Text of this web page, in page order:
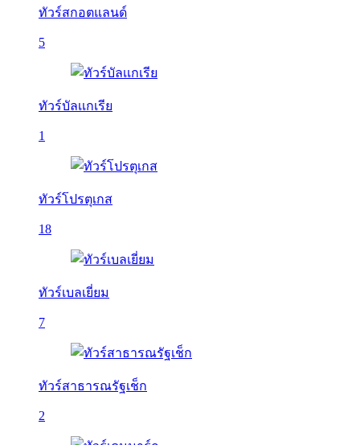
ทัวร์สกอตแลนด์
5
ทัวร์บัลเเกเรีย
1
ทัวร์โปรตุเกส
18
ทัวร์เบลเยี่ยม
7
ทัวร์สาธารณรัฐเช็ก
2